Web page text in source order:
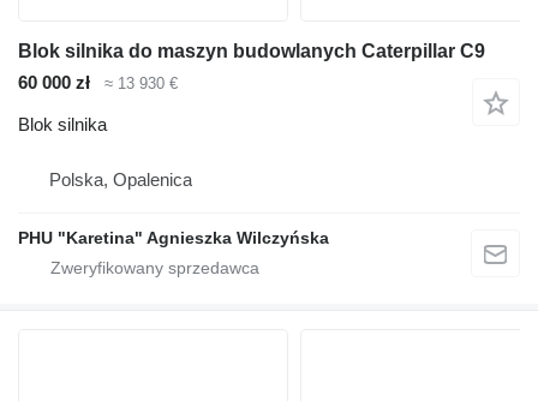
Blok silnika do maszyn budowlanych Caterpillar C9
60 000 zł
≈ 13 930 €
Blok silnika
Polska, Opalenica
PHU "Karetina" Agnieszka Wilczyńska